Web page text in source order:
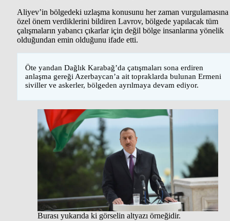
Aliyev’in bölgedeki uzlaşma konusunu her zaman vurgulamasına
özel önem verdiklerini bildiren Lavrov, bölgede yapılacak tüm
çalışmaların yabancı çıkarlar için değil bölge insanlarına yönelik
olduğundan emin olduğunu ifade etti.
Öte yandan Dağlık Karabağ’da çatışmaları sona erdiren
anlaşma gereği Azerbaycan’a ait topraklarda bulunan Ermeni
siviller ve askerler, bölgeden ayrılmaya devam ediyor.
Burası yukarıda ki görselin altyazı örneğidir.